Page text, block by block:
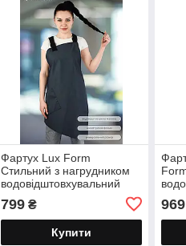
Фартух Lux Form
Стильний з нагрудником
водовідштовхувальний
бармена перукаря сірий
799₴
Купити
969